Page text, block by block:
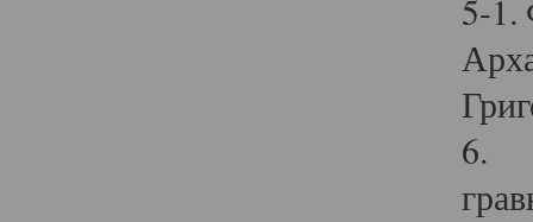
5-1.
6.